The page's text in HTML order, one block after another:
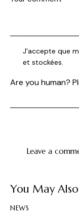
J'accepte que
et stockées.
Are you human?
You May
NEWS